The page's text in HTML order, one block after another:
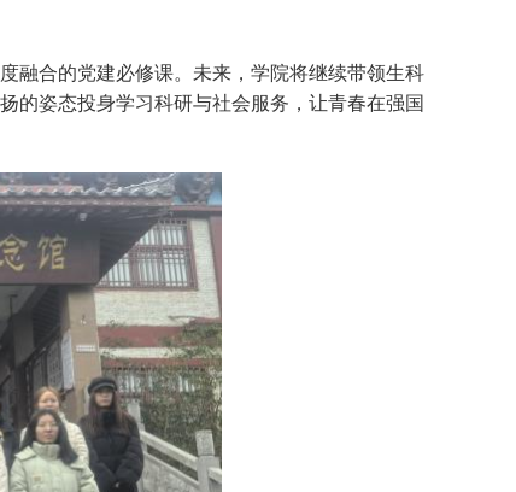
融合的党建必修课。未来，学院将继续带领生科
的姿态投身学习科研与社会服务，让青春在强国